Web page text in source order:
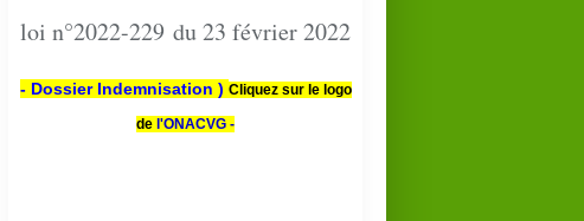
loi n°2022-229 du 23 février 2022
- Dossier Indemnisation ) Cliquez sur le logo
de l'ONACVG -